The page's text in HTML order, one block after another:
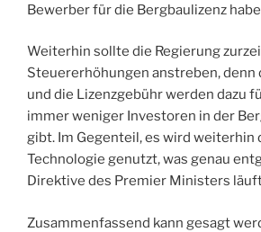
Bewerber für die Bergbaulizenz
Weiterhin sollte die Regierung
Steuererhöhungen anstreben, denn
und die Lizenzgebühr werden dazu
immer weniger Investoren in der
gibt. Im Gegenteil, es wird weiterhin
Technologie genutzt, was genau
Direktive des Premier Ministers
Zusammenfassend kann gesagt